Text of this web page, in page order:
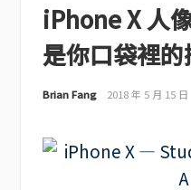
iPhone X 人
是你口袋裡
Brian Fang 2018 年 5 月 15 日